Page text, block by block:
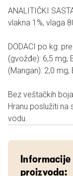
ANALITIČKI
vlakna 1%, vlaga
DODACI po kg:
(gvožđe): 6,5 mg,
(Mangan): 2,0 mg,
Bez veštačkih
Hranu poslužiti na
vodu.
proizvoda: